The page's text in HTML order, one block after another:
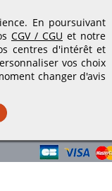
Conseils
Conditions de
Paramètres des
En poursuivant
CGV / CGU et notre
centres d'intérêt et
vos choix
changer d'avis